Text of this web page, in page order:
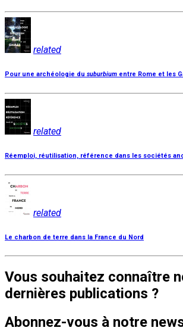
related
Pour une archéologie du suburbium entre Rome et les
related
Réemploi, réutilisation, référence dans les sociétés
related
Le charbon de terre dans la France du Nord
Vous souhaitez connaître
dernières publications ?
Abonnez-vous à notre